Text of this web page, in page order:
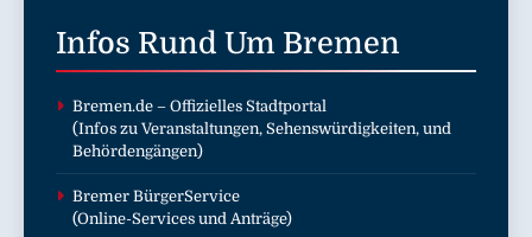
Infos Rund Um Bremen
Bremen.de – Offizielles Stadtportal
(Infos zu Veranstaltungen, Sehenswürdigkeiten, und
Behördengängen)
Bremer BürgerService
(Online-Services und Anträge)